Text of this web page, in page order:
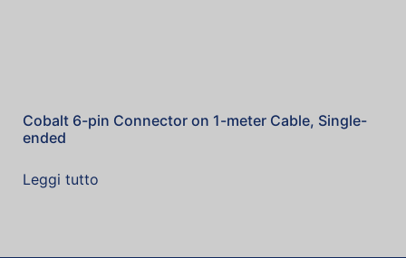
Cobalt 6-pin Connector on 1-meter Cable, Single-
ended
Leggi tutto